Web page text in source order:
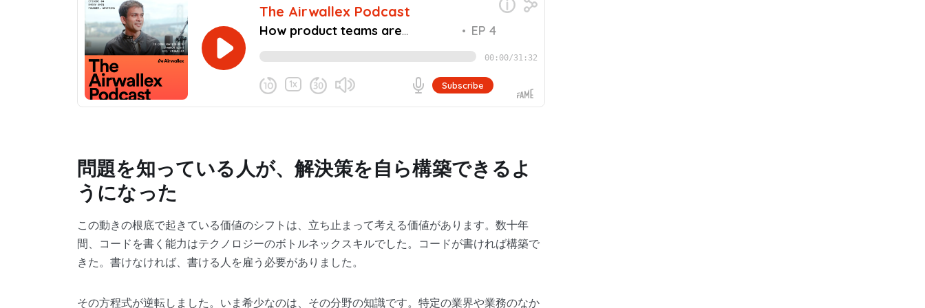
問題を知っている人が、解決策を自ら構築できるよ
うになった
この動きの根底で起きている価値のシフトは、立ち止まって考える価値があります。数十年
間、コードを書く能力はテクノロジーのボトルネックスキルでした。コードが書ければ構築で
きた。書けなければ、書ける人を雇う必要がありました。
その方程式が逆転しました。いま希少なのは、その分野の知識です。特定の業界や業務のなか